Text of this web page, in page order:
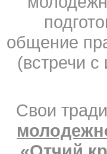
общение
(встречи
Свои